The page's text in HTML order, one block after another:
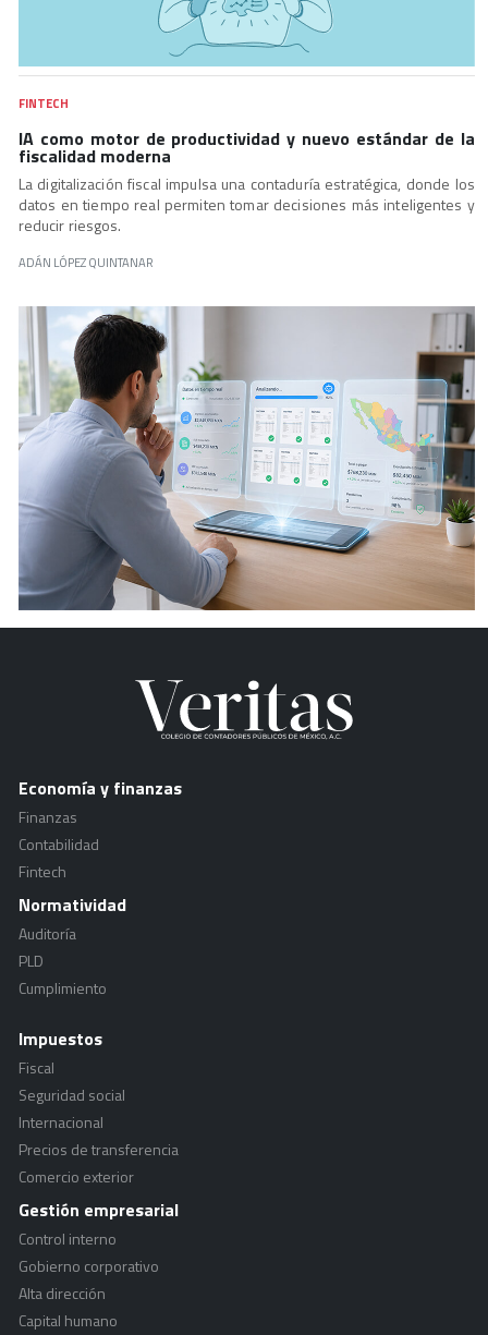
FINTECH
IA como motor de productividad y nuevo estándar de la
fiscalidad moderna
La digitalización fiscal impulsa una contaduría estratégica, donde los
datos en tiempo real permiten tomar decisiones más inteligentes y
reducir riesgos.
ADÁN LÓPEZ QUINTANAR
Economía y finanzas
Finanzas
Contabilidad
Fintech
Normatividad
Auditoría
PLD
Cumplimiento
Impuestos
Fiscal
Seguridad social
Internacional
Precios de transferencia
Comercio exterior
Gestión empresarial
Control interno
Gobierno corporativo
Alta dirección
Capital humano